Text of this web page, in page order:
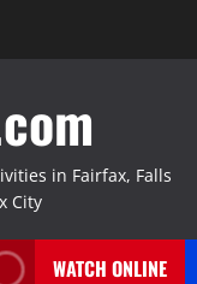
in Fairfax, Falls
City
WATCH ONLINE